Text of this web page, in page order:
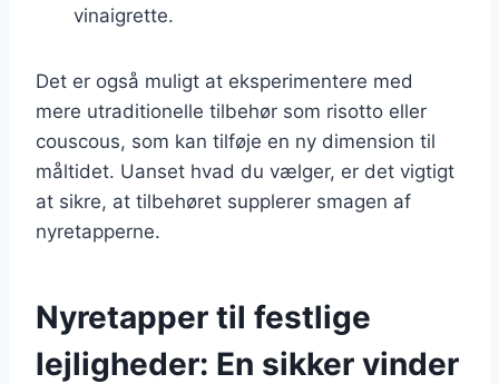
vinaigrette.
Det er også muligt at eksperimentere med
mere utraditionelle tilbehør som risotto eller
couscous, som kan tilføje en ny dimension til
måltidet. Uanset hvad du vælger, er det vigtigt
at sikre, at tilbehøret supplerer smagen af
nyretapperne.
Nyretapper til festlige
lejligheder: En sikker vinder